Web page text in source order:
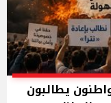
يطالبون